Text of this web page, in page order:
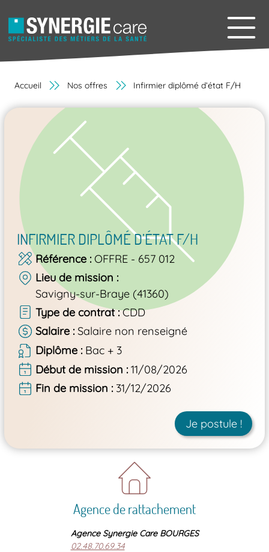
Accueil Nos offres Infirmier diplômé d’état F/H
INFIRMIER DIPLÔMÉ D’ÉTAT F/H
Référence OFFRE - 657 012
Lieu de mission
Savigny-sur-Braye (41360)
Type de contrat CDD
Salaire Salaire non renseigné
Diplôme
Bac + 3
Début de mission
11/08/2026
Fin de mission
31/12/2026
Je postule !
Agence de rattachement
Agence Synergie Care BOURGES
02.48.70.69.34